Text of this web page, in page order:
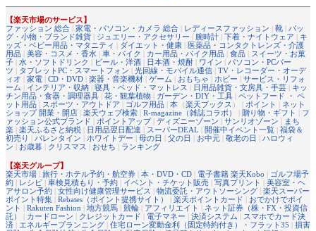
【楽天市場のサービス】
ファッション 総合 | 家電・パソコン・カメラ 総合 | レディースファッション | 靴 | バッ
グ・小物・ブランド雑貨 | ジュエリー・アクセサリー | 腕時計 | 下着・ナイトウェア | キ
ッズ・ベビー用品・マタニティ | ダイエット・健康 | 医薬品・コンタクトレンズ・介護
用品 | 美容・コスメ・香水 | 車・バイク | カー用品・バイク用品 | 食品 | スイーツ・お菓
子 | 水・ソフトドリンク | ビール・洋酒 | 日本酒・焼酎 | ワイン | パソコン・PCパー
ツ | タブレットPC・スマートフォン | 光回線・モバイル通信 | TV・レコーダー・オーデ
ィオ | 家電 | CD・DVD | 楽器・音楽機材 | ゲーム | おもちゃ | ホビー | サービス・リフォ
ーム | インテリア・収納 | 寝具・ベッド・マットレス | 日用品雑貨・文房具・手芸 | キッ
チン用品・食器・調理器具 | 花・観葉植物 | ガーデン・DIY・工具 | ペットフード ・ ペ
ット用品 | スポーツ・アウトドア | ゴルフ用品 | 本 （楽天ブックス ） | ポイント | ネット
ショップ 開業・開店 | 楽天ウェブ検索 | R-magazine（雑誌コラボ） | 贈り物・ギフト | フ
ァッション公式ブランド | ポイントアップ| ディズニーゾーン | サンリオゾーン | まち
楽 | 楽天ふるさと納税 | 日用品翌日配達 | スーパーDEAL | 開催中イベント一覧 | 福袋＆
初売り | バレンタイン | ホワイトデー | 母の日 | 父の日 | お中元 | 敬老の日 | ハロウィ
ン | お歳暮 | クリスマス | おせち | ランキング
【楽天グループ】
楽天市場 | 旅行・ホテル予約・航空券 | 本・DVD・CD | 電子書籍 楽天Kobo | ゴルフ場予
約 | レシピ | 車検見積もり・予約 | イベント・チケット販売 | 写真プリント | 美容室・ヘ
アサロン予約 | 女性向け健康管理サービス | 物流委託・アウトソーシング | 楽天スーパー
ポイント特集 | Rebates（ポイント提携サイト） | 楽天ポイントカード | おでかけでポイ
ント | Rakuten Fashion | 地方競馬 | 競輪 | アフィリエイト | ネット証券（株・FX・投資信
託）
| カードローン | クレジットカード | 電子マネー | 決済システム | スマホでカード決
済 | エネルギープランニング | 住宅ローン変動金利（固定特約付き）・フラット35 | 損害